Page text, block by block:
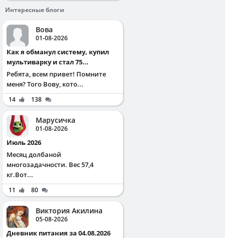
Интересные блоги
Вова
01-08-2026
Как я обманул систему, купил
мультиварку и стал 75...
Ребята, всем привет! Помните
меня? Того Вову, кото...
14 138
Марусичка
01-08-2026
Июль 2026
Месяц долбаной
многозадачности. Вес 57,4
кг.Вот...
11 80
Виктория Акилина
05-08-2026
Дневник питания за 04.08.2026